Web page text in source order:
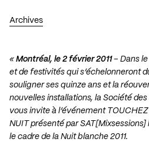
Archives
« Montréal, le 2 février 2011– Dans le
et de festivités qui s’échelonneront
souligner ses quinze ans et la
nouvelles installations, la Société
vous invite à l’événement
NUIT présenté par
le cadre de la Nuit blanche 2011.